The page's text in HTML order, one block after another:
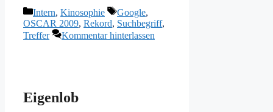
Kategorien
Intern, Kinosophie Schlagwörter
Google,
OSCAR 2009, Rekord, Suchbegriff,
Treffer
Kommentar hinterlassen
Eigenlob